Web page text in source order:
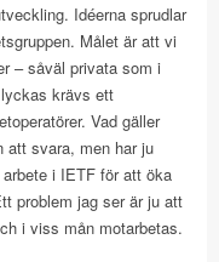
Idéerna sprudlar
Målet är att vi
– såväl privata som i
krävs ett
Vad gäller
att svara, men har ju
i IETF för att öka
problem jag ser är ju att
i viss mån motarbetas.